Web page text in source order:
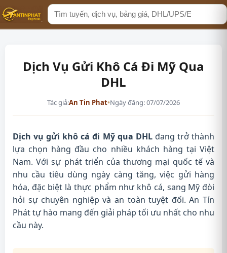
Tìm
kiếm
Dịch Vụ Gửi Khô Cá Đi Mỹ Qua
DHL
Tác giả:An Tin Phat•Ngày đăng: 07/07/2026
Dịch vụ gửi khô cá đi Mỹ qua DHLđang trở thành
lựa chọn hàng đầu cho nhiều khách hàng tại Việt
Nam. Với sự phát triển của thương mại quốc tế và
nhu cầu tiêu dùng ngày càng tăng, việc gửi hàng
hóa, đặc biệt là thực phẩm như khô cá, sang Mỹ đòi
hỏi sự chuyên nghiệp và an toàn tuyệt đối. An Tín
Phát tự hào mang đến giải pháp tối ưu nhất cho nhu
cầu này.